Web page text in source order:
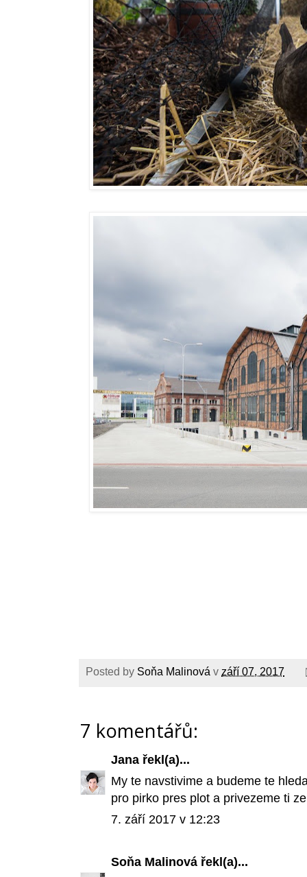
Posted by Soňa Malinová v září 07, 2017
7 komentářů:
Jana řekl(a)...
My te navstivime a budeme te
pro pirko pres plot a privezeme ti
7. září 2017 v 12:23
Soňa Malinová řekl(a)...